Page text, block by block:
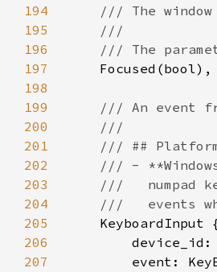
194
195
196
197
198
199
200
201
202
203
204
205
206
207